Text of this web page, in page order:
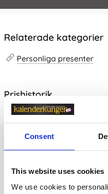
Consent
This website uses cookies
We use cookies to
Relaterade kategorier
Personliga presenter
Prishistorik
Lägsta pris senaste 30